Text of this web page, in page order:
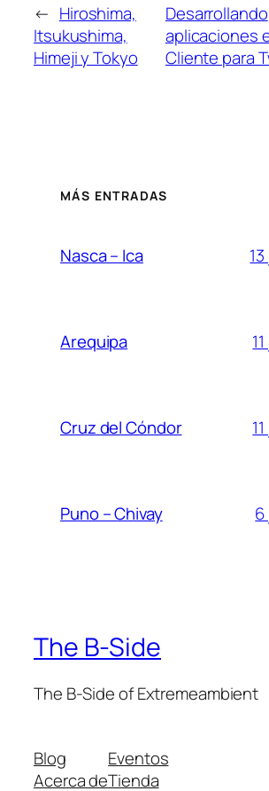
← Hiroshima,
Itsukushima,
Himeji y Tokyo
Desarrollando
aplicaciones
Cliente para
MÁS ENTRADAS
Nasca – Ica
Arequipa
Cruz del Cóndor
Puno – Chivay 6
The B-Side
The B-Side of Extremeambient
Blog
Acerca de
Eventos
Tienda